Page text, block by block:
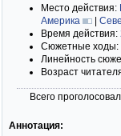
Место действия:
Америка
|
Время действия:
Сюжетные ходы:
Линейность
Возраст
Всего
Аннотация: